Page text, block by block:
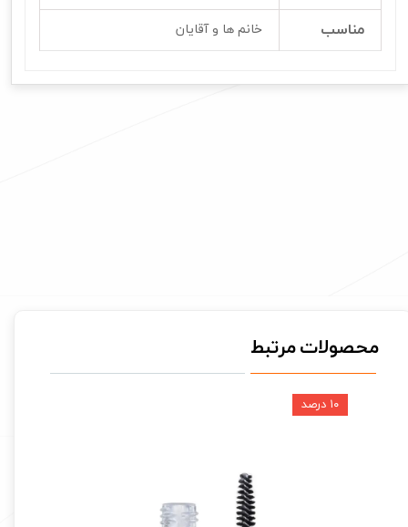
مناسب خانم ها و آقایان
محصولات مرتبط
۱۰ درصد